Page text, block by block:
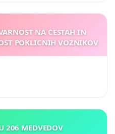
NA CESTAH IN
POKLICNIH VOZNIKOV
206 MEDVEDOV